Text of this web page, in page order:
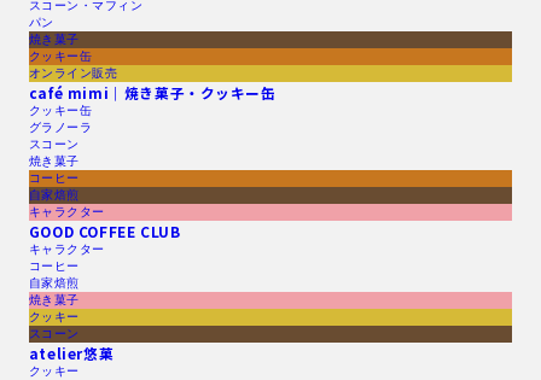
スコーン・マフィン
パン
焼き菓子
クッキー缶
オンライン販売
café mimi｜焼き菓子・クッキー缶
クッキー缶
グラノーラ
スコーン
焼き菓子
コーヒー
自家焙煎
キャラクター
GOOD COFFEE CLUB
キャラクター
コーヒー
自家焙煎
焼き菓子
クッキー
スコーン
atelier悠菓
クッキー